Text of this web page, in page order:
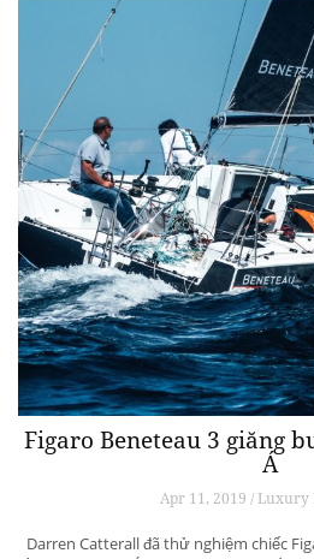
Figaro Beneteau 3 giăng
Á
Apr 11, 2019 /
Darren Catterall đã thử nghiệm chiếc